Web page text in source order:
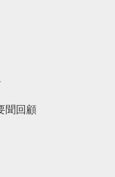
聞回顧